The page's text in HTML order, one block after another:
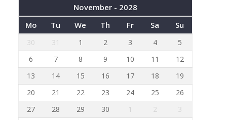
November - 2028
Mo
Tu We Th Fr Sa Su
30 31 1 2 3 4
5
6
7 8 9 10 11
12
13
14 15 16 17 18
19
20
21 22 23 24 25
26
27
28 29 30 1 2
3